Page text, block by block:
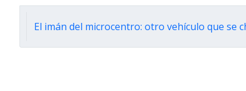
El imán del microcentro: otro vehículo que se